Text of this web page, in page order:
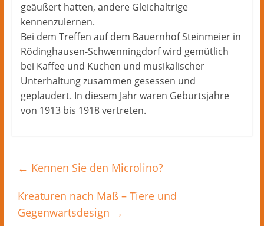
geäußert hatten, andere Gleichaltrige
kennenzulernen.
Bei dem Treffen auf dem Bauernhof Steinmeier in
Rödinghausen-Schwenningdorf wird gemütlich
bei Kaffee und Kuchen und musikalischer
Unterhaltung zusammen gesessen und
geplaudert. In diesem Jahr waren Geburtsjahre
von 1913 bis 1918 vertreten.
← Kennen Sie den Microlino?
Kreaturen nach Maß – Tiere und
Gegenwartsdesign →